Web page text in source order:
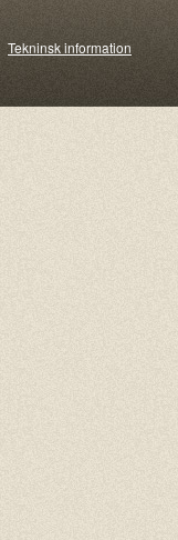
Tekninsk information